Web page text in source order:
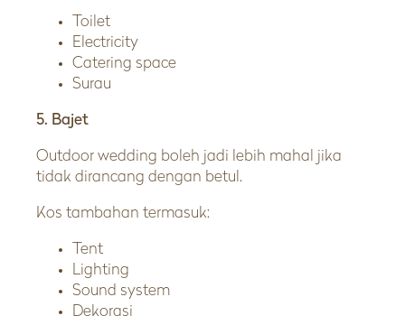
Toilet
Electricity
Catering space
Surau
5. Bajet
Outdoor wedding boleh jadi lebih mahal jika
tidak dirancang dengan betul.
Kos tambahan termasuk:
Tent
Lighting
Sound system
Dekorasi